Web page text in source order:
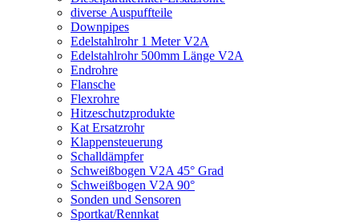
diverse Auspuffteile
Downpipes
Edelstahlrohr 1 Meter V2A
Edelstahlrohr 500mm Länge V2A
Endrohre
Flansche
Flexrohre
Hitzeschutzprodukte
Kat Ersatzrohr
Klappensteuerung
Schalldämpfer
Schweißbogen V2A 45° Grad
Schweißbogen V2A 90°
Sonden und Sensoren
Sportkat/Rennkat